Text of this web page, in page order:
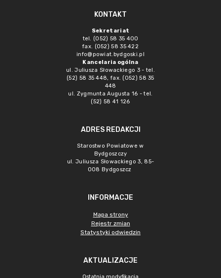
KONTAKT
Sekretariat
tel. (052) 58 35 400
fax. (052) 58 35 422
info@powiat.bydgoski.pl
Kancelaria ogólna
ul. Juliusza Słowackiego 3 - tel.
(52) 58 35 448, fax. (052) 58 35
448
ul. Zygmunta Augusta 16 - tel.
(52) 58 41 126
ADRES REDAKCJI
Starostwo Powiatowe w
Bydgoszczy
ul. Juliusza Słowackiego 3, 85-
008 Bydgoszcz
INFORMACJE
Mapa strony
Rejestr zmian
Statystyki odwiedzin
AKTUALIZACJE